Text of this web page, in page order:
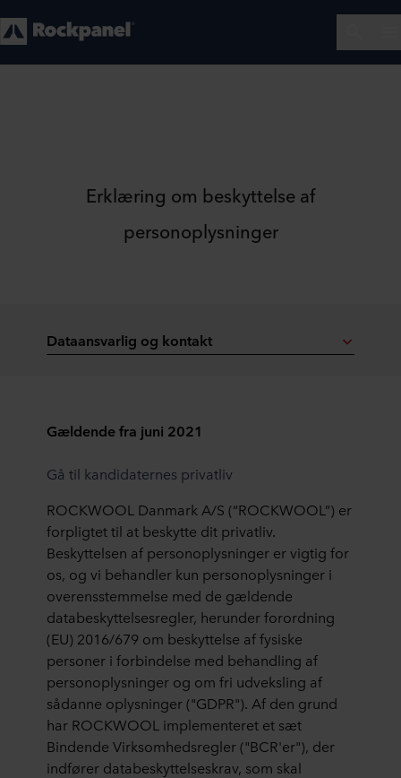
Erklæring om beskyttelse af
personoplysninger
Dataansvarlig og kontakt
Gældende fra juni 2021
Gå til kandidaternes privatliv
ROCKWOOL Danmark A/S (“ROCKWOOL”) er
forpligtet til at beskytte dit privatliv.
Beskyttelsen af personoplysninger er vigtig for
os, og vi behandler kun personoplysninger i
overensstemmelse med de gældende
databeskyttelsesregler, herunder forordning
(EU) 2016/679 om beskyttelse af fysiske
personer i forbindelse med behandling af
personoplysninger og om fri udveksling af
sådanne oplysninger ("GDPR"). Af den grund
har ROCKWOOL implementeret et sæt
Bindende Virksomhedsregler ("BCR'er"), der
indfører databeskyttelseskrav, som skal